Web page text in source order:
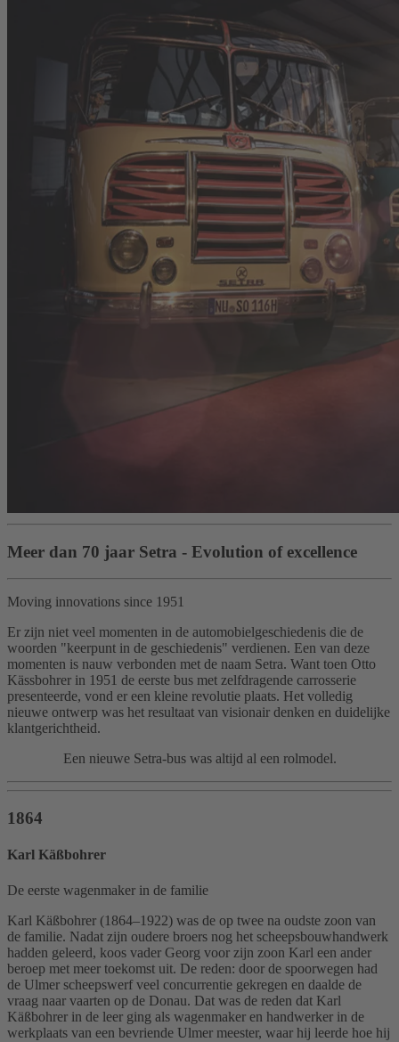
Meer dan 70 jaar Setra - Evolution of excellence
Moving innovations since 1951
Er zijn niet veel momenten in de automobielgeschiedenis die de
woorden "keerpunt in de geschiedenis" verdienen. Een van deze
momenten is nauw verbonden met de naam Setra. Want toen Otto
Kässbohrer in 1951 de eerste bus met zelfdragende carrosserie
presenteerde, vond er een kleine revolutie plaats. Het volledig
nieuwe ontwerp was het resultaat van visionair denken en duidelijke
klantgerichtheid.
Een nieuwe Setra-bus was altijd al een rolmodel.
1864
Karl Käßbohrer
De eerste wagenmaker in de familie
Karl Käßbohrer (1864–1922) was de op twee na oudste zoon van
de familie. Nadat zijn oudere broers nog het scheepsbouwhandwerk
hadden geleerd, koos vader Georg voor zijn zoon Karl een ander
beroep met meer toekomst uit. De reden: door de spoorwegen had
de Ulmer scheepswerf veel concurrentie gekregen en daalde de
vraag naar vaarten op de Donau. Dat was de reden dat Karl
Käßbohrer in de leer ging als wagenmaker en handwerker in de
werkplaats van een bevriende Ulmer meester, waar hij leerde hoe hij